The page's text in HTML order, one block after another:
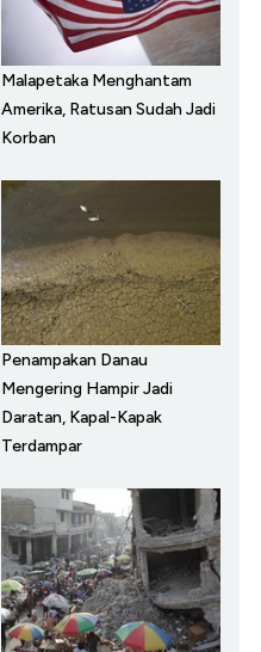
Malapetaka Menghantam
Amerika, Ratusan Sudah Jadi
Korban
Penampakan Danau
Mengering Hampir Jadi
Daratan, Kapal-Kapak
Terdampar